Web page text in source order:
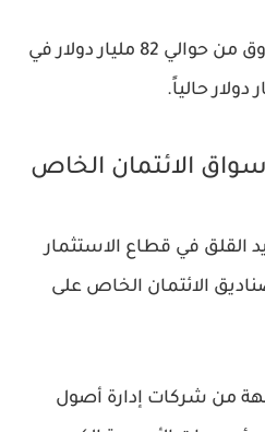
كما تراجعت أصول الصندوق من حوالي 82 مليار دولار في
الائتمان الخاص
القلق في قطاع الاستثمار
الائتمان الخاص على
من شركات إدارة أصول